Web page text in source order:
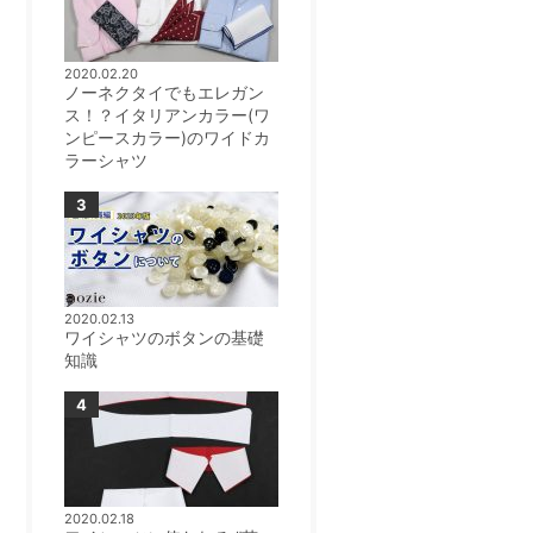
2020.02.20
ノーネクタイでもエレガン
ス！？イタリアンカラー(ワ
ンピースカラー)のワイドカ
ラーシャツ
2020.02.13
ワイシャツのボタンの基礎
知識
2020.02.18